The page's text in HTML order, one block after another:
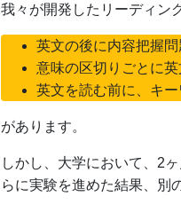
我々が開発したリーディン
英文の後に内容把握
意味の区切りごとに
英文を読む前に、キ
があります。
しかし、大学において、2
らに実験を進めた結果、別